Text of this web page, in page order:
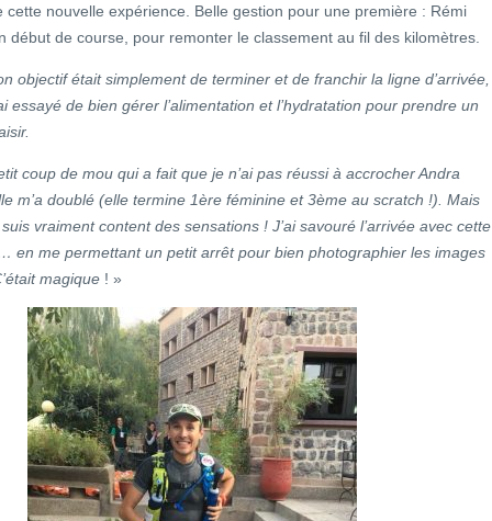
cette nouvelle expérience. Belle gestion pour une première : Rémi
début de course, pour remonter le classement au fil des kilomètres.
objectif était simplement de terminer et de franchir la ligne d’arrivée,
essayé de bien gérer l’alimentation et l’hydratation pour prendre un
coup de mou qui a fait que je n’ai pas réussi à accrocher Andra
m’a doublé (elle termine 1ère féminine et 3ème au scratch !). Mais
vraiment content des sensations ! J’ai savouré l’arrivée avec cette
en me permettant un petit arrêt pour bien photographier les images
magique ! »